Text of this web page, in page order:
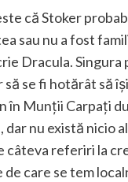
că Stoker
sau nu a fost
Dracula.
să se fi hotărât să
în Munții Carpați
dar nu există nicio
câteva referiri la
care se tem